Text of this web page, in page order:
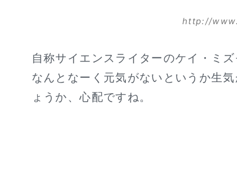
http://
自称サイエンスライターのケイ・ミ
なんとなーく元気がないというか生
ょうか、心配ですね。